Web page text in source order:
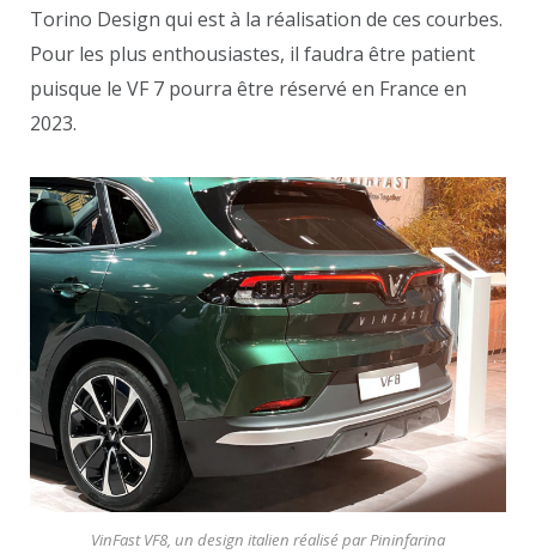
Torino Design qui est à la réalisation de ces courbes.
Pour les plus enthousiastes, il faudra être patient
puisque le VF 7 pourra être réservé en France en
2023.
VinFast VF8, un design italien réalisé par Pininfarina